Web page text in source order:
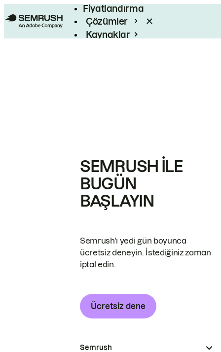
Fiyatlandırma
Çözümler
Kaynaklar
SEMRUSH ILE
BUGÜN
BAŞLAYIN
Semrush'ı yedi gün boyunca
ücretsiz deneyin. İstediğiniz zaman
iptal edin.
Ücretsiz dene
Semrush